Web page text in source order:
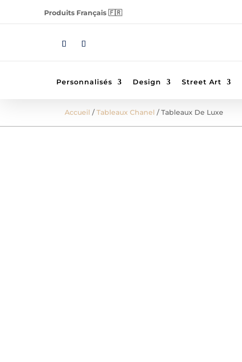
Produits Français 🇫🇷
Personnalisés Design Street Art
Accueil /Tableaux Chanel / Tableaux De Luxe